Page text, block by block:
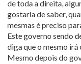
de toda a direita,
gostaria de saber,
mesmas é preciso
Este governo sendo
diga que o mesmo
Mesmo depois do